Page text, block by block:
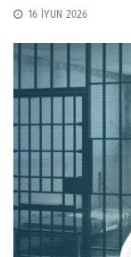
16 İYUN 2026